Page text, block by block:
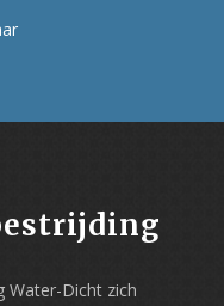
Water-Dicht zich